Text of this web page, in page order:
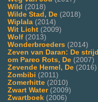
Wild (2018)
Wilde Stad, De (2018)
Wiplala (2014)
Wit Licht (2009)
Wolf (2013)
Wonderbroeders (2014)
Zeven van Daran: De strijd
om Pareo Rots, De (2007)
Zevende Hemel, De (2016)
Zombibi (2011)
Zomerhitte (2010)
Zwart Water(2009)
Zwartboek (2006)